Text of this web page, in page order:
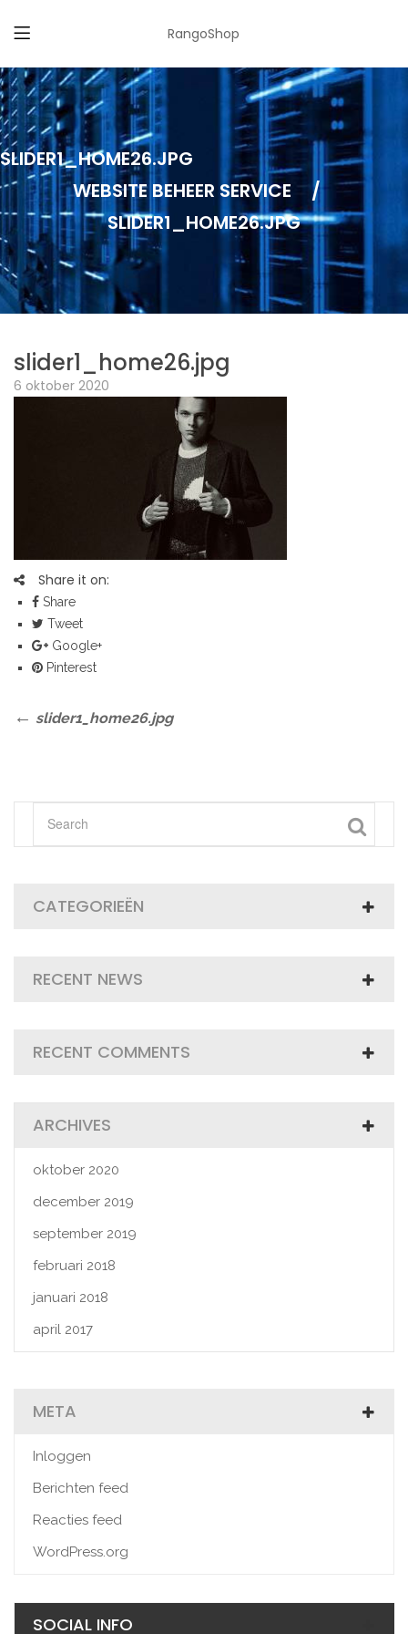
RangoShop
SLIDER1_HOME26.JPG
WEBSITE BEHEER SERVICE
/
SLIDER1_HOME26.JPG
slider1_home26.jpg
6 oktober 2020
Share it on:
Share
Tweet
Google+
Pinterest
Bericht
Previous
slider1_home26.jpg
CATEGORIEËN
RECENT NEWS
RECENT COMMENTS
ARCHIVES
oktober 2020
december 2019
september 2019
februari 2018
januari 2018
april 2017
META
Inloggen
Berichten feed
Reacties feed
WordPress.org
SOCIAL INFO